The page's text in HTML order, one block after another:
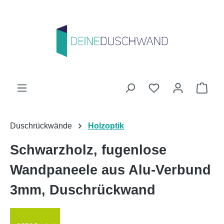
Du hast 0
Duschrückwände Holzoptik
Schwarzholz, fugenlose
Wandpaneele aus Alu-Verbund
3mm, Duschrückwand